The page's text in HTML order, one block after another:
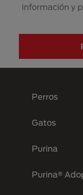
información y
Perros
Gatos
Purina
Purina®